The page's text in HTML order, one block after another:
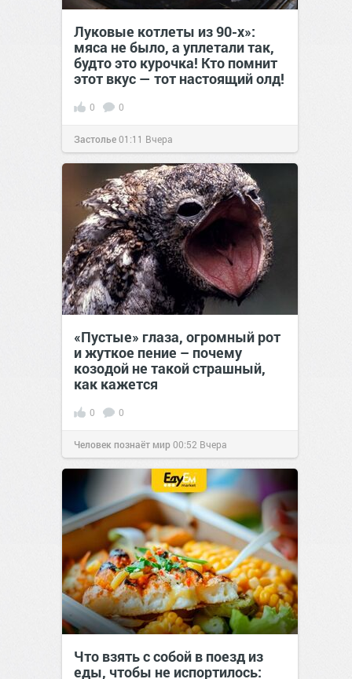
Луковые котлеты из 90-х»:
мяса не было, а уплетали так,
будто это курочка! Кто помнит
этот вкус — тот настоящий олд!
0 0
Застолье01:11 Вчера
«Пустые» глаза, огромный рот
и жуткое пение – почему
козодой не такой страшный,
как кажется
0 0
Человек познаёт мир00:52 Вчера
Что взять с собой в поезд из
еды, чтобы не испортилось: